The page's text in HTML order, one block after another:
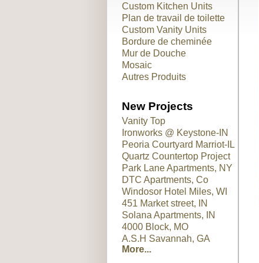
Custom Kitchen Units
Plan de travail de toilette
Custom Vanity Units
Bordure de cheminée
Mur de Douche
Mosaic
Autres Produits
New Projects
Vanity Top
Ironworks @ Keystone-IN
Peoria Courtyard Marriot-IL
Quartz Countertop Project
Park Lane Apartments, NY
DTC Apartments, Co
Windosor Hotel Miles, WI
451 Market street, IN
Solana Apartments, IN
4000 Block, MO
A.S.H Savannah, GA
More...